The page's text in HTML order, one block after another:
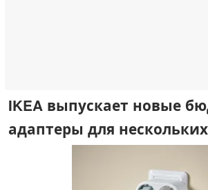
IKEA выпускает новые
адаптеры для